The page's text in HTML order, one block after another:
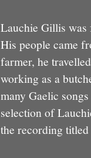
Lauchie Gillis
His people came
farmer, he
working as a
many Gaelic
selection of
the recording titled